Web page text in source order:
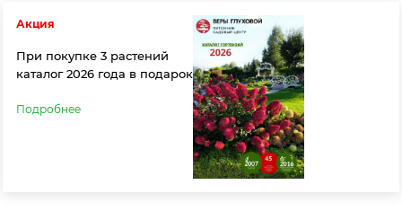
Акция
При покупке 3 растений
каталог 2026 года в подарок
Подробнее